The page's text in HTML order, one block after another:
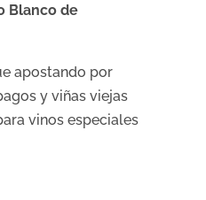
Blanco de
apostando por
y viñas viejas
vinos especiales